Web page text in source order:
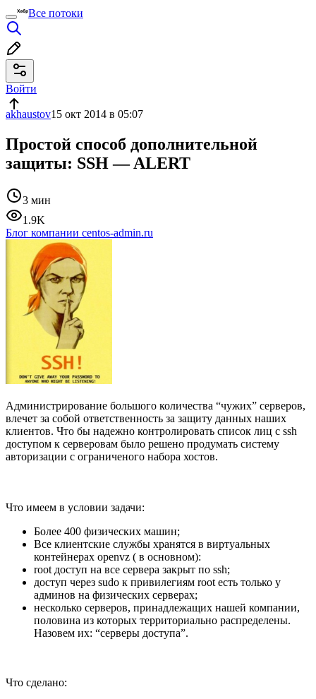
Все потоки
Войти
akhaustov15 окт 2014 в 05:07
Простой способ дополнительной
защиты: SSH — ALERT
3 мин
1.9K
Блог компании centos-admin.ru
Администрирование большого количества “чужих” серверов,
влечет за собой ответственность за защиту данных наших
клиентов. Что бы надежно контролировать список лиц с ssh
доступом к серверовам было решено продумать систему
авторизации с ограниченого набора хостов.
Что имеем в условии задачи:
Более 400 физических машин;
Все клиентские службы хранятся в виртуальных
контейнерах openvz ( в основном):
root доступ на все сервера закрыт по ssh;
доступ через sudo к привилегиям root есть только у
админов на физических серверах;
несколько серверов, принадлежащих нашей компании,
половина из которых территориально распределены.
Назовем их: “серверы доступа”.
Что сделано: